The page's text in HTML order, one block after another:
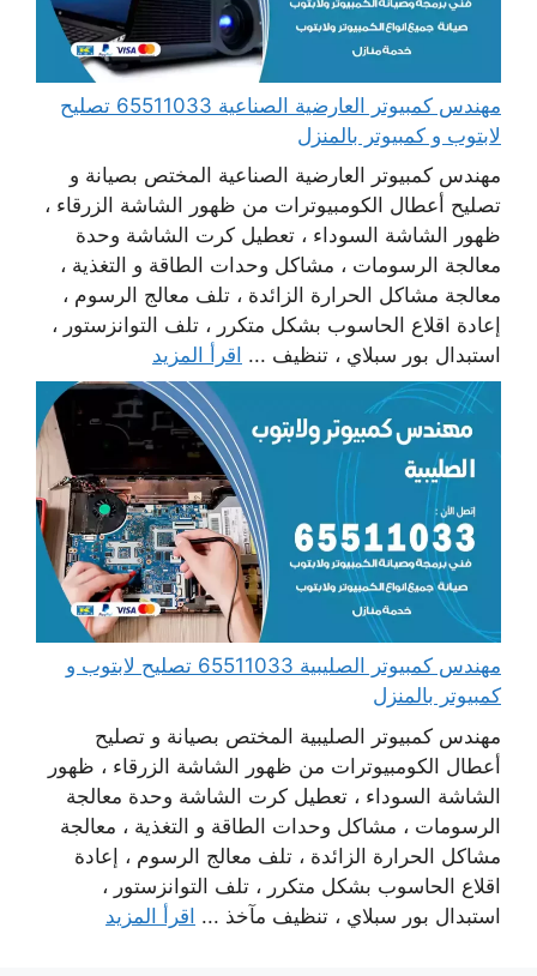
مهندس كمبيوتر العارضية الصناعية 65511033 تصليح
لابتوب و كمبيوتر بالمنزل
مهندس كمبيوتر العارضية الصناعية المختص بصيانة و
تصليح أعطال الكومبيوترات من ظهور الشاشة الزرقاء ،
ظهور الشاشة السوداء ، تعطيل كرت الشاشة وحدة
معالجة الرسومات ، مشاكل وحدات الطاقة و التغذية ،
معالجة مشاكل الحرارة الزائدة ، تلف معالج الرسوم ،
إعادة اقلاع الحاسوب بشكل متكرر ، تلف التوانزستور ،
استبدال بور سبلاي ، تنظيف ... اقرأ المزيد
مهندس كمبيوتر الصليبية 65511033 تصليح لابتوب و
كمبيوتر بالمنزل
مهندس كمبيوتر الصليبية المختص بصيانة و تصليح
أعطال الكومبيوترات من ظهور الشاشة الزرقاء ، ظهور
الشاشة السوداء ، تعطيل كرت الشاشة وحدة معالجة
الرسومات ، مشاكل وحدات الطاقة و التغذية ، معالجة
مشاكل الحرارة الزائدة ، تلف معالج الرسوم ، إعادة
اقلاع الحاسوب بشكل متكرر ، تلف التوانزستور ،
استبدال بور سبلاي ، تنظيف مآخذ ... اقرأ المزيد